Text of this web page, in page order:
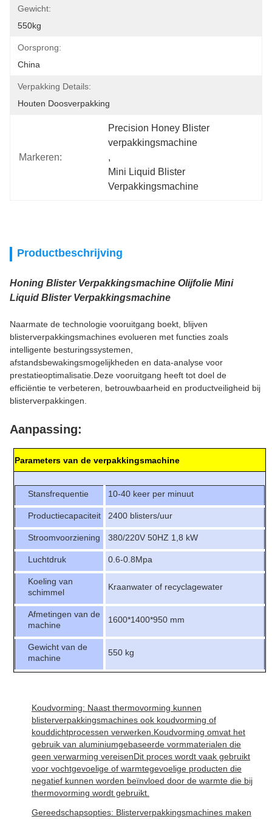
Gewicht:
550kg
Oorsprong:
China
Verpakking Details:
Houten Doosverpakking
Markeren:
Precision Honey Blister
verpakkingsmachine
,
Mini Liquid Blister
Verpakkingsmachine
Productbeschrijving
Honing Blister Verpakkingsmachine Olijfolie Mini
Liquid Blister Verpakkingsmachine
Naarmate de technologie vooruitgang boekt, blijven
blisterverpakkingsmachines evolueren met functies zoals
intelligente besturingssystemen,
afstandsbewakingsmogelijkheden en data-analyse voor
prestatieoptimalisatie.Deze vooruitgang heeft tot doel de
efficiëntie te verbeteren, betrouwbaarheid en productveiligheid bij
blisterverpakkingen.
Aanpassing:
Parameters van de verpakkingsmachine
Stansfrequentie 10-40 keer per minuut
Productiecapaciteit 2400 blisters/uur
Stroomvoorziening 380/220V 50HZ 1,8 kW
Luchtdruk 0.6-0.8Mpa
Koeling van
schimmel
Kraanwater of recyclagewater
Afmetingen van de
machine
1600*1400*950 mm
Gewicht van de
machine
550 kg
Koudvorming: Naast thermovorming kunnen
blisterverpakkingsmachines ook koudvorming of
kouddichtprocessen verwerken.Koudvorming omvat het
gebruik van aluminiumgebaseerde vormmaterialen die
geen verwarming vereisenDit proces wordt vaak gebruikt
voor vochtgevoelige of warmtegevoelige producten die
negatief kunnen worden beïnvloed door de warmte die bij
thermovorming wordt gebruikt.
Gereedschapsopties: Blisterverpakkingsmachines maken